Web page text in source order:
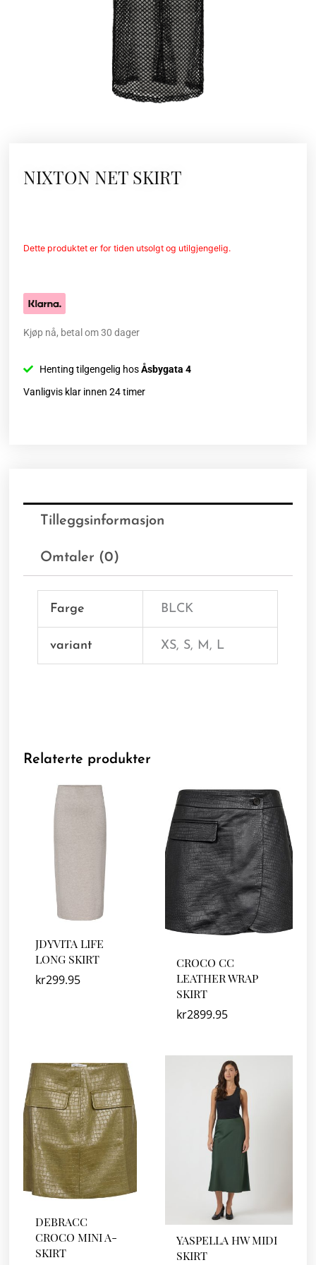
NIXTON NET SKIRT
Dette produktet er for tiden utsolgt og utilgjengelig.
Kjøp nå, betal om 30 dager
Henting tilgengelig hosÅsbygata 4
Vanligvis klar innen 24 timer
Tilleggsinformasjon
Omtaler (0)
Farge BLCK
variant XS, S, M, L
Relaterte produkter
JDYVITA LIFE
LONG SKIRT
kr299.95
CROCO CC
LEATHER WRAP
SKIRT
kr2899.95
DEBRACC
CROCO MINI A-
SKIRT
YASPELLA HW MIDI
SKIRT